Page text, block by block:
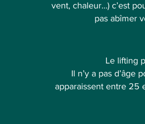
vent, chaleur…) c’est
pas abîmer
Le lifting
Il n’y a pas d’âge
apparaissent entre 25